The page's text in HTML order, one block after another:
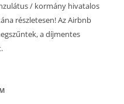
/ kormány hivatalos
részletesen! Az Airbnb
a díjmentes